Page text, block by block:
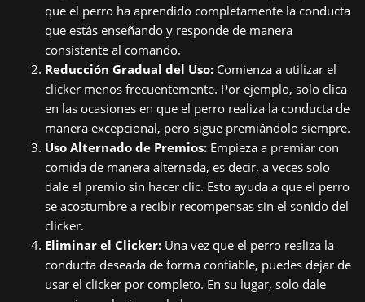
que el perro ha aprendido completamente la conducta
que estás enseñando y responde de manera
consistente al comando.
Reducción Gradual del Uso: Comienza a utilizar el
clicker menos frecuentemente. Por ejemplo, solo clica
en las ocasiones en que el perro realiza la conducta de
manera excepcional, pero sigue premiándolo siempre.
Uso Alternado de Premios: Empieza a premiar con
comida de manera alternada, es decir, a veces solo
dale el premio sin hacer clic. Esto ayuda a que el perro
se acostumbre a recibir recompensas sin el sonido del
clicker.
Eliminar el Clicker: Una vez que el perro realiza la
conducta deseada de forma confiable, puedes dejar de
usar el clicker por completo. En su lugar, solo dale